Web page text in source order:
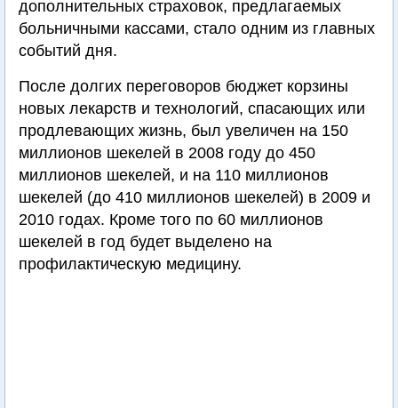
дополнительных страховок, предлагаемых
больничными кассами, стало одним из главных
событий дня.
После долгих переговоров бюджет корзины
новых лекарств и технологий, спасающих или
продлевающих жизнь, был увеличен на 150
миллионов шекелей в 2008 году до 450
миллионов шекелей, и на 110 миллионов
шекелей (до 410 миллионов шекелей) в 2009 и
2010 годах. Кроме того по 60 миллионов
шекелей в год будет выделено на
профилактическую медицину.